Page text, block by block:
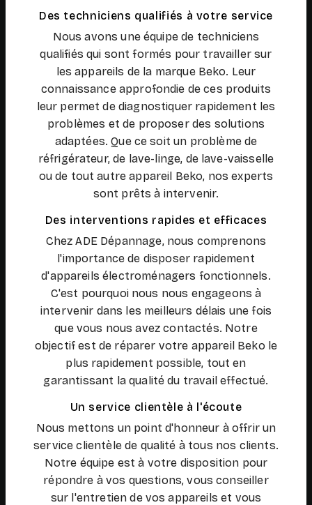
Des techniciens qualifiés à votre service
Nous avons une équipe de techniciens
qualifiés qui sont formés pour travailler sur
les appareils de la marque Beko. Leur
connaissance approfondie de ces produits
leur permet de diagnostiquer rapidement les
problèmes et de proposer des solutions
adaptées. Que ce soit un problème de
réfrigérateur, de lave-linge, de lave-vaisselle
ou de tout autre appareil Beko, nos experts
sont prêts à intervenir.
Des interventions rapides et efficaces
Chez ADE Dépannage, nous comprenons
l'importance de disposer rapidement
d'appareils électroménagers fonctionnels.
C'est pourquoi nous nous engageons à
intervenir dans les meilleurs délais une fois
que vous nous avez contactés. Notre
objectif est de réparer votre appareil Beko le
plus rapidement possible, tout en
garantissant la qualité du travail effectué.
Un service clientèle à l'écoute
Nous mettons un point d'honneur à offrir un
service clientèle de qualité à tous nos clients.
Notre équipe est à votre disposition pour
répondre à vos questions, vous conseiller
sur l'entretien de vos appareils et vous